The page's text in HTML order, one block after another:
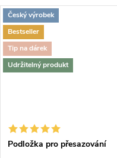
Český výrobek
Bestseller
Tip na dárek
Udržitelný produkt
Podložka pro přesazování